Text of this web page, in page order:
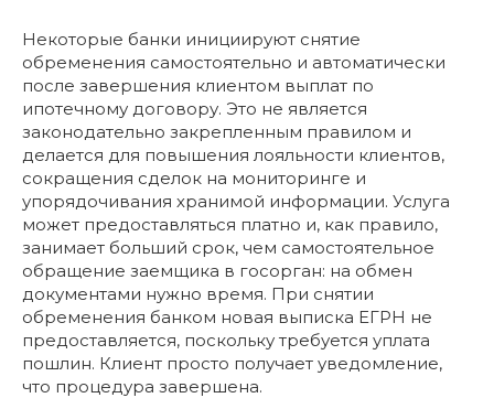
Некоторые банки инициируют снятие
обременения самостоятельно и автоматически
после завершения клиентом выплат по
ипотечному договору. Это не является
законодательно закрепленным правилом и
делается для повышения лояльности клиентов,
сокращения сделок на мониторинге и
упорядочивания хранимой информации. Услуга
может предоставляться платно и, как правило,
занимает больший срок, чем самостоятельное
обращение заемщика в госорган: на обмен
документами нужно время. При снятии
обременения банком новая выписка ЕГРН не
предоставляется, поскольку требуется уплата
пошлин. Клиент просто получает уведомление,
что процедура завершена.